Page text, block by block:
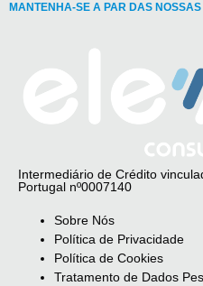
MANTENHA-SE A PAR DAS
Intermediário de Crédito
Portugal nº0007140
Sobre Nós
Política de Privacidade
Política de Cookies
Tratamento de Dados